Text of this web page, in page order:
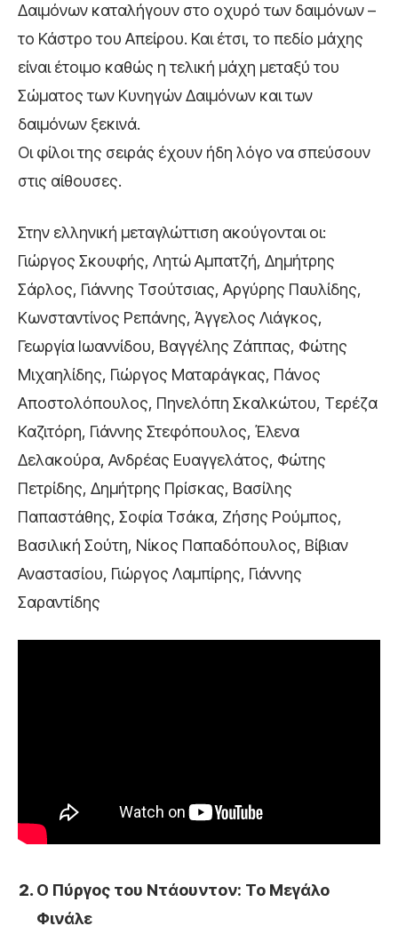
Δαιμόνων καταλήγουν στο οχυρό των δαιμόνων –
το Κάστρο του Απείρου. Και έτσι, το πεδίο μάχης
είναι έτοιμο καθώς η τελική μάχη μεταξύ του
Σώματος των Κυνηγών Δαιμόνων και των
δαιμόνων ξεκινά.
Οι φίλοι της σειράς έχουν ήδη λόγο να σπεύσουν
στις αίθουσες.
Στην ελληνική μεταγλώττιση ακούγονται οι:
Γιώργος Σκουφής, Λητώ Αμπατζή, Δημήτρης
Σάρλος, Γιάννης Τσούτσιας, Αργύρης Παυλίδης,
Κωνσταντίνος Ρεπάνης, Άγγελος Λιάγκος,
Γεωργία Ιωαννίδου, Βαγγέλης Ζάππας, Φώτης
Μιχαηλίδης, Γιώργος Ματαράγκας, Πάνος
Αποστολόπουλος, Πηνελόπη Σκαλκώτου, Τερέζα
Καζιτόρη, Γιάννης Στεφόπουλος, Έλενα
Δελακούρα, Ανδρέας Ευαγγελάτος, Φώτης
Πετρίδης, Δημήτρης Πρίσκας, Βασίλης
Παπαστάθης, Σοφία Τσάκα, Ζήσης Ρούμπος,
Βασιλική Σούτη, Νίκος Παπαδόπουλος, Βίβιαν
Αναστασίου, Γιώργος Λαμπίρης, Γιάννης
Σαραντίδης
Ο Πύργος του Ντάουντον: Το Μεγάλο
Φινάλε